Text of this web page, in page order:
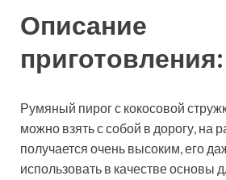
Описание
приготовления:
Румяный пирог с кокосовой
можно взять с собой в дорогу, на
получается очень высоким, его
использовать в качестве основы